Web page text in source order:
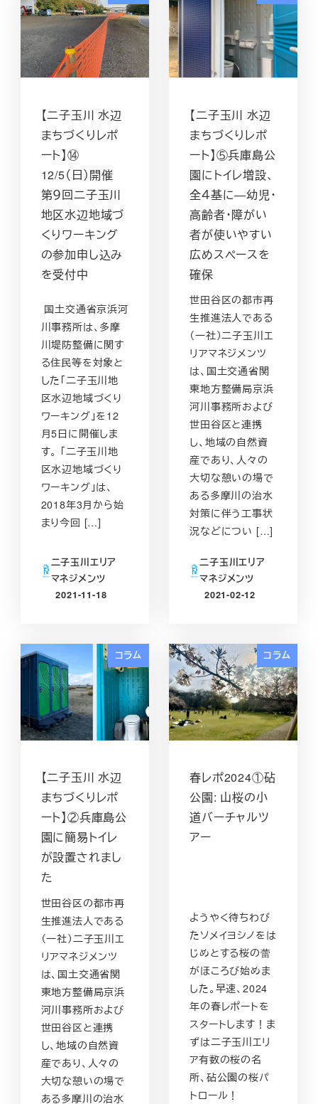
【二子玉川 水辺
まちづくりレポ
ート】⑭
12/5（日）開催
第９回二子玉川
地区水辺地域づ
くりワーキング
の参加申し込み
を受付中
国土交通省京浜河
川事務所は、多摩
川堤防整備に関す
る住民等を対象と
した「二子玉川地
区水辺地域づくり
ワーキング」を12
月5日に開催しま
す。 「二子玉川地
区水辺地域づくり
ワーキング」は、
2018年3月から始
まり今回 […]
二子玉川エリア
マネジメンツ
投稿日
2021-11-18
【二子玉川 水辺
まちづくりレポ
ート】⑤兵庫島公
園にトイレ増設、
全４基に―幼児・
高齢者・障がい
者が使いやすい
広めスペースを
確保
世田谷区の都市再
生推進法人である
（一社）二子玉川エ
リアマネジメンツ
は、国土交通省関
東地方整備局京浜
河川事務所および
世田谷区と連携
し、地域の自然資
産であり、人々の
大切な憩いの場で
ある多摩川の治水
対策に伴う工事状
況などについ […]
二子玉川エリア
マネジメンツ
投稿日
2021-02-12
コラム
【二子玉川 水辺
まちづくりレポ
ート】②兵庫島公
園に簡易トイレ
が設置されまし
た
世田谷区の都市再
生推進法人である
（一社）二子玉川エ
リアマネジメンツ
は、国土交通省関
東地方整備局京浜
河川事務所および
世田谷区と連携
し、地域の自然資
産であり、人々の
大切な憩いの場で
ある多摩川の治水
コラム
春レポ2024①砧
公園: 山桜の小
道バーチャルツ
アー
ようやく待ちわび
たソメイヨシノをは
じめとする桜の蕾
がほころび始めま
した。早速、2024
年の春レポートを
スタートします！ま
ずは二子玉川エリ
ア有数の桜の名
所、砧公園の桜パ
トロール！